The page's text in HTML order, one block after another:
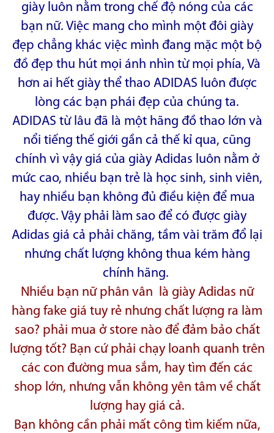
giày luôn nằm trong chế độ nóng của các
bạn nữ. Việc mang cho mình một đôi giày
đẹp chẳng khác việc mình đang mặc một bộ
đồ đẹp thu hút mọi ánh nhìn từ mọi phía, Và
hơn ai hết giày thể thao ADIDAS luôn được
lòng các bạn phái đẹp của chúng ta.
ADIDAS từ lâu đã là một hãng đồ thao lớn và
nổi tiếng thế giới gần cả thế kỉ qua, cũng
chính vì vậy giá của giày Adidas luôn nằm ở
mức cao, nhiều bạn trẻ là học sinh, sinh viên,
hay nhiều bạn không đủ điều kiện để mua
được. Vậy phải làm sao để có được giày
Adidas giá cả phải chăng, tầm vài trăm đổ lại
nhưng chất lượng không thua kém hàng
chính hãng.
Nhiều bạn nữ phân vân là giày Adidas nữ
hàng fake giá tuy rẻ nhưng chất lượng ra làm
sao? phải mua ở store nào để đảm bảo chất
lượng tốt? Bạn cứ phải chạy loanh quanh trên
các con đường mua sắm, hay tìm đến các
shop lớn, nhưng vẫn không yên tâm về chất
lượng hay giá cả.
Bạn không cần phải mất công tìm kiếm nữa,